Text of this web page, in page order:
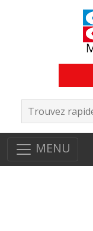
MENU